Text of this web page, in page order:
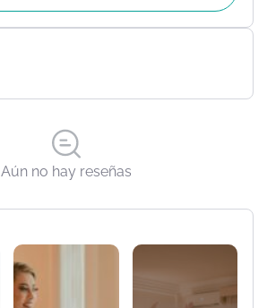
Aún no hay reseñas